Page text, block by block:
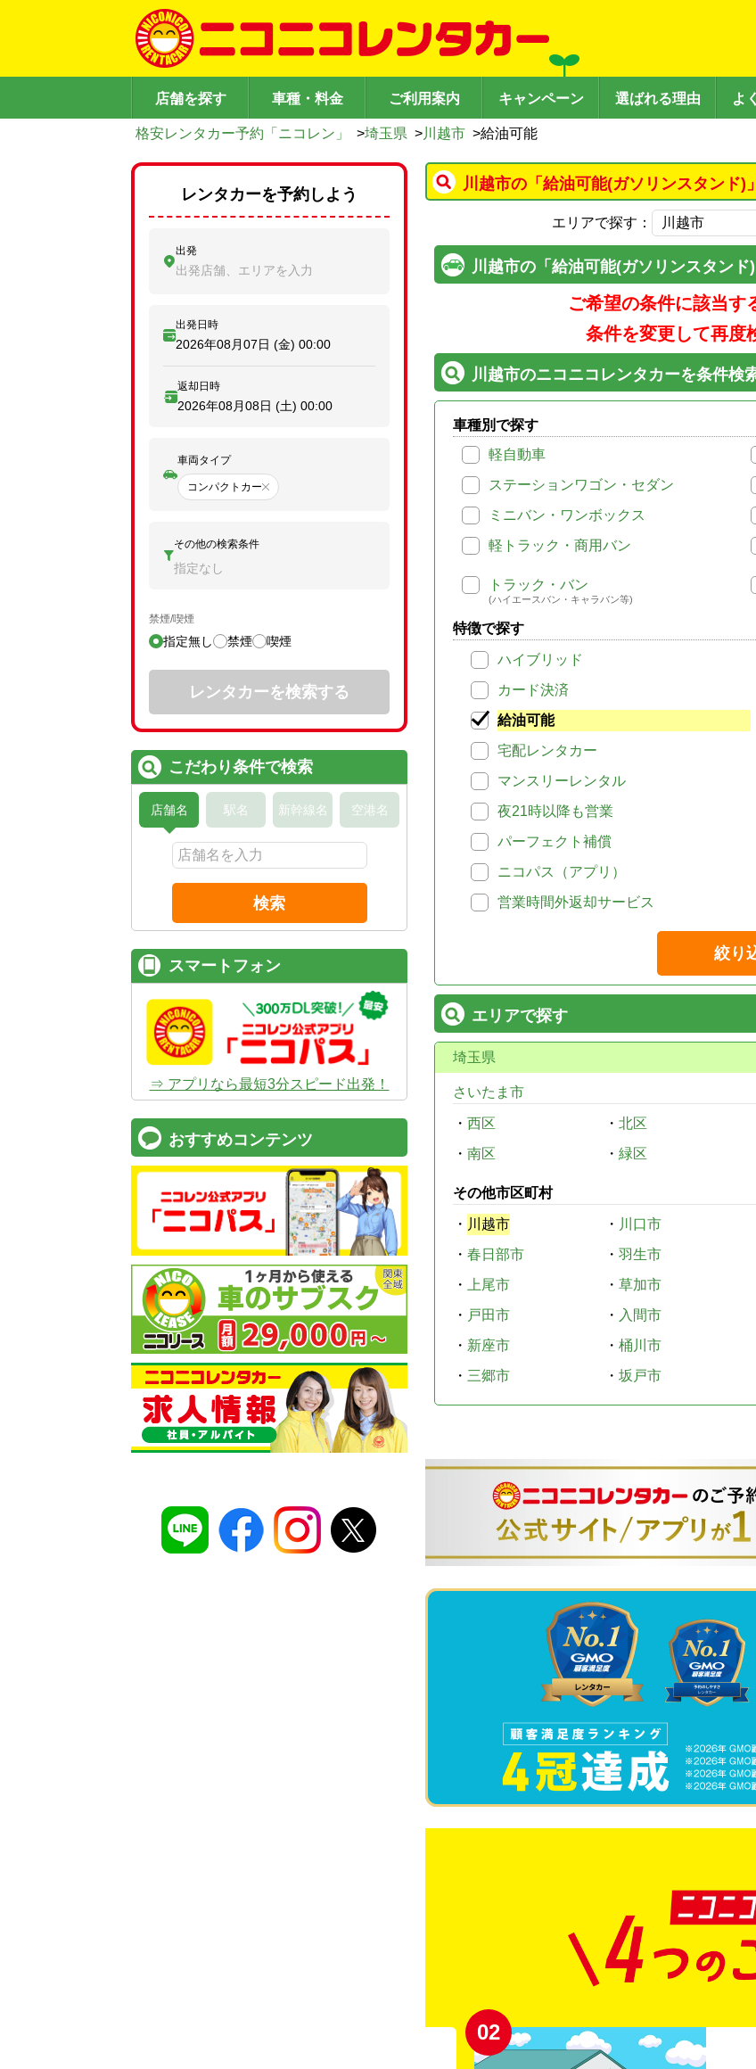
店舗を探す 車種・料金 ご利用案内 キャンペーン 選ばれる理由 よ
格安レンタカー予約「ニコレン」 >埼玉県 >川越市 >給油可能
川越市の「給油可能(ガソリンスタンド)
エリアで探す：
川越市の「給油可能(ガソリンスタン
ご希望の条件に該当す
条件を変更して再度
川越市のニコニコレンタカーを条件検
車種別で探す
軽自動車
ステーションワゴン・セダン
ミニバン・ワンボックス
軽トラック・商用バン
トラック・バン
(ハイエースバン・キャラバン等)
特徴で探す
ハイブリッド
カード決済
給油可能
宅配レンタカー
マンスリーレンタル
夜21時以降も営業
パーフェクト補償
ニコパス（アプリ）
営業時間外返却サービス
絞り
エリアで探す
埼玉県
さいたま市
・ 西区 ・ 北区
・ 南区 ・ 緑区
その他市区町村
・ 川越市 ・ 川口市
・ 春日部市 ・ 羽生市
・
上尾市 ・ 草加市
・ 戸田市 ・ 入間市
・ 新座市 ・ 桶川市
・ 三郷市 ・ 坂戸市
02
レンタカーを予約しよう
出発
出発店舗、エリアを入力
出発日時
2026年08月07日 (金) 00:00
返却日時
2026年08月08日 (土) 00:00
車両タイプ
コンパクトカー
その他の検索条件
指定なし
禁煙/喫煙
指定無し 禁煙 喫煙
レンタカーを検索する
こだわり条件で検索
店舗名 駅名 新幹線名 空港名
検索
スマートフォン
⇒ アプリなら最短3分スピード出発！
おすすめコンテンツ